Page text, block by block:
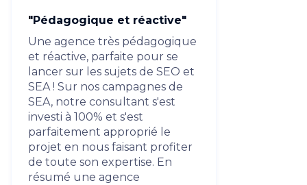
"Pédagogique et réactive"
Une agence très pédagogique
et réactive, parfaite pour se
lancer sur les sujets de SEO et
SEA ! Sur nos campagnes de
SEA, notre consultant s'est
investi à 100% et s'est
parfaitement approprié le
projet en nous faisant profiter
de toute son expertise. En
résumé une agence